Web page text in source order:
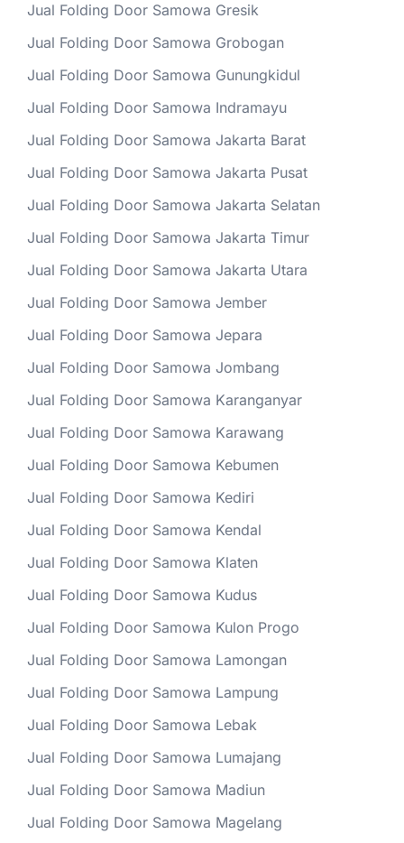
Jual Folding Door Samowa Gresik
Jual Folding Door Samowa Grobogan
Jual Folding Door Samowa Gunungkidul
Jual Folding Door Samowa Indramayu
Jual Folding Door Samowa Jakarta Barat
Jual Folding Door Samowa Jakarta Pusat
Jual Folding Door Samowa Jakarta Selatan
Jual Folding Door Samowa Jakarta Timur
Jual Folding Door Samowa Jakarta Utara
Jual Folding Door Samowa Jember
Jual Folding Door Samowa Jepara
Jual Folding Door Samowa Jombang
Jual Folding Door Samowa Karanganyar
Jual Folding Door Samowa Karawang
Jual Folding Door Samowa Kebumen
Jual Folding Door Samowa Kediri
Jual Folding Door Samowa Kendal
Jual Folding Door Samowa Klaten
Jual Folding Door Samowa Kudus
Jual Folding Door Samowa Kulon Progo
Jual Folding Door Samowa Lamongan
Jual Folding Door Samowa Lampung
Jual Folding Door Samowa Lebak
Jual Folding Door Samowa Lumajang
Jual Folding Door Samowa Madiun
Jual Folding Door Samowa Magelang